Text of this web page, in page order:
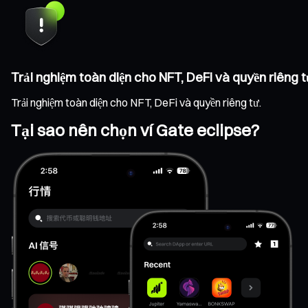
Trải nghiệm toàn diện cho NFT, DeFi và quyền riêng
Trải nghiệm toàn diện cho NFT, DeFi và quyền riêng tư.
Tại sao nên chọn ví Gate eclipse?